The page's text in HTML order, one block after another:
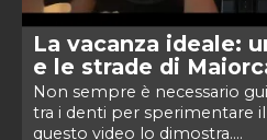
La vacanza ideale:
e le strade di
Non sempre è necessario
tra i denti per sperimentare il
questo video lo dimostra....